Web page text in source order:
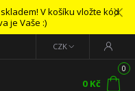
V košíku vložte kód
je Vaše :)
CZK
0
0 Kč